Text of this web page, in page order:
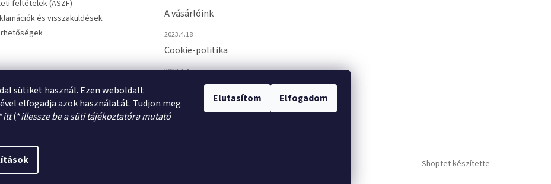
sütiket használ. Ezen weboldalt
elfogadja azok használatát. Tudjon meg
itt(*illessze be a süti tájékoztatóra mutató
Elutasítom Elfogadom
feltételek (ÁSZF)
és visszaküldések
A vásárlóink
2023.4.18
Cookie-politika
2023.4.4
Shoptet készítette
Süti beállítások szerkesztése